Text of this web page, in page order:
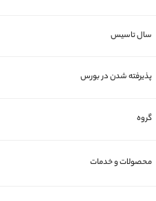
سال تاسیس
پذیرفته شدن در بورس
گروه
محصولات و خدمات